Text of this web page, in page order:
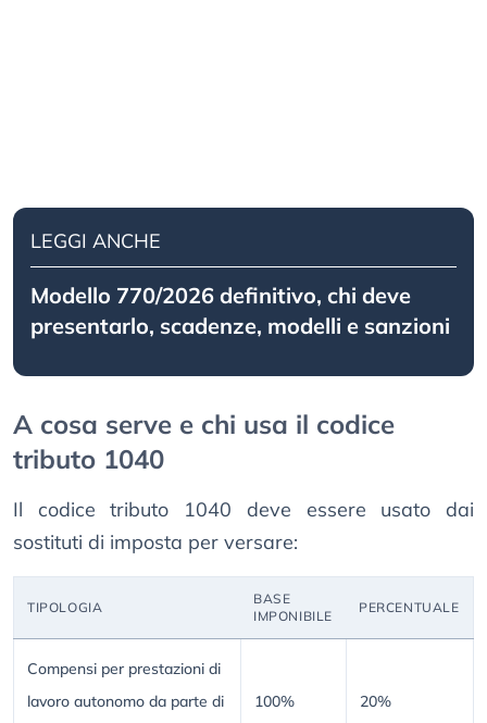
LEGGI ANCHE
Modello 770/2026 definitivo, chi deve
presentarlo, scadenze, modelli e sanzioni
A cosa serve e chi usa il codice
tributo 1040
Il codice tributo 1040 deve essere usato dai
sostituti di imposta per versare:
TIPOLOGIA
BASE
IMPONIBILE
PERCENTUALE
Compensi per prestazioni di
lavoro autonomo da parte di
100% 20%